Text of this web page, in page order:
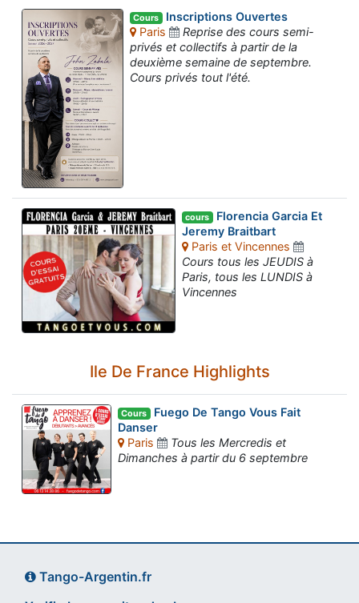
Cours Inscriptions Ouvertes
Paris
Reprise des cours semi-
privés et collectifs à partir de la
deuxième semaine de septembre.
Cours privés tout l'été.
cours Florencia Garcia Et
Jeremy Braitbart
Paris et Vincennes
Cours tous les JEUDIS à
Paris, tous les LUNDIS à
Vincennes
Ile De France Highlights
Cours Fuego De Tango Vous Fait
Danser
Paris
Tous les Mercredis et
Dimanches à partir du 6 septembre
Tango-Argentin.fr